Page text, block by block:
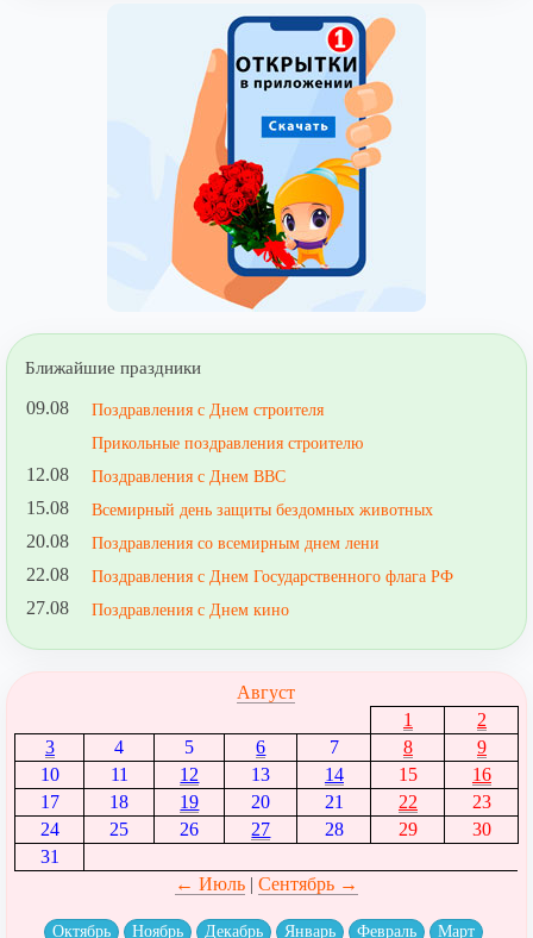
Ближайшие праздники
09.08
Поздравления с Днем строителя
Прикольные поздравления строителю
12.08 Поздравления с Днем ВВС
15.08 Всемирный день защиты бездомных животных
20.08 Поздравления со всемирным днем лени
22.08 Поздравления с Днем Государственного флага РФ
27.08 Поздравления с Днем кино
Август
1
2
3
4 5 6 7 8
9
10
11 12 13 14 15
16
17
18 19 20 21 22
23
24
25 26 27 28 29
30
31
← Июль| Сентябрь →
Октябрь Ноябрь Декабрь Январь Февраль Март